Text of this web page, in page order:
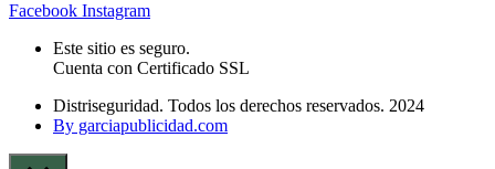
Facebook Instagram
Este sitio es seguro.
Cuenta con Certificado SSL
Distriseguridad. Todos los derechos reservados. 2024
By garciapublicidad.com